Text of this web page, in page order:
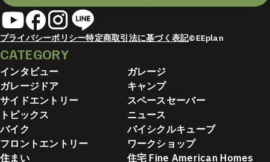
プライバシーポリシー特定商取引法に基づく表記©EEplan
CATEGORY
インタビュー
ガレージ
ガレージドア
キャンプ
サイドエントリー
スペースセーバー
トピックス
ニュース
バイク
バイシクルキューブ
フロントエントリー
ワークショップ
住まい
住宅 Fine American Homes